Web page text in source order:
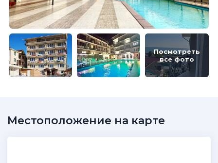
Посмотреть
все фото
Местоположение на карте